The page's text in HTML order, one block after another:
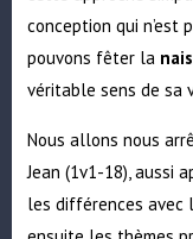
conception qui n’est
pouvons fêter la
véritable sens de sa
Nous allons nous
Jean (1v1-18), aussi
les différences avec